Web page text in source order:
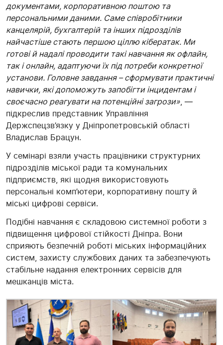
документами, корпоративною поштою та
персональними даними. Саме співробітники
канцелярій, бухгалтерій та інших підрозділів
найчастіше стають першою ціллю кібератак. Ми
готові й надалі проводити такі навчання як офлайн,
так і онлайн, адаптуючи їх під потреби конкретної
установи. Головне завдання – сформувати практичні
навички, які допоможуть запобігти інцидентам і
своєчасно реагувати на потенційні загрози», —
підкреслив представник Управління
Держспецзв’язку у Дніпропетровській області
Владислав Брацун.
У семінарі взяли участь працівники структурних
підрозділів міської ради та комунальних
підприємств, які щодня використовують
персональні комп’ютери, корпоративну пошту й
міські цифрові сервіси.
Подібні навчання є складовою системної роботи з
підвищення цифрової стійкості Дніпра. Вони
сприяють безпечній роботі міських інформаційних
систем, захисту службових даних та забезпечують
стабільне надання електронних сервісів для
мешканців міста.